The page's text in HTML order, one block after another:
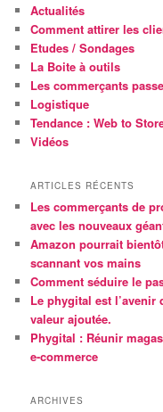
r
c
h
e
Actualités
Comment attirer les
Etudes / Sondages
La Boite à outils
Les commerçants
Logistique
Tendance : Web to
Vidéos
ARTICLES RÉCENTS
Les commerçants de
avec les nouveaux
Amazon pourrait
scannant vos mains
Comment séduire le
Le phygital est
valeur ajoutée.
Phygital : Réunir
e-commerce
ARCHIVES